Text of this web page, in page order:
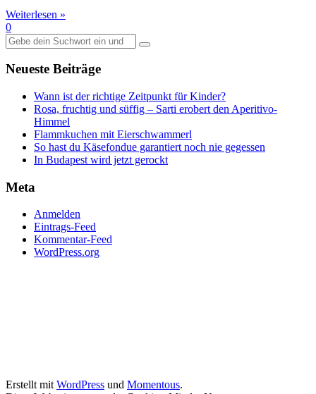
Weiterlesen »
0
Suche
nach:
Neueste Beiträge
Wann ist der richtige Zeitpunkt für Kinder?
Rosa, fruchtig und süffig – Sarti erobert den Aperitivo-
Himmel
Flammkuchen mit Eierschwammerl
So hast du Käsefondue garantiert noch nie gegessen
In Budapest wird jetzt gerockt
Meta
Anmelden
Eintrags-Feed
Kommentar-Feed
WordPress.org
Erstellt mitWordPress und Momentous.